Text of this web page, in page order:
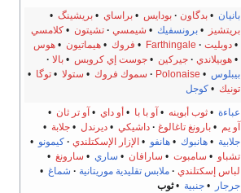
بانيان •بدگاون بودايس •براساي •بريشينگ •
بريتشيز
•برونسفيك • شيمسي تشيتون •كلامسي
•دوبليت Farthingale
• فروك •هيماتيون •هوس
•هوبيلاندي جيركين •جوست إي كروبس •بالا
بيبلوس •
Polonaise سموك فروك • ستولا •توگا •
تونيك •كوجل
عباءة •ثوب أبوينه • آو با با • أو داي • آو تر ثان •
آو يم •بارونغ تاغالوغ داشيكي •ديرندل •جلابة •
جلابية •هانبوك •هانفو • الإزار الإسكتلندي كيمونو •
تشباو • سامبوت • سارافان • ساري • سارونغ •
لباس إسكتلندي
ملابس تقليدية موريتانية شماغ •
جرجار
•جنبية •ثوب